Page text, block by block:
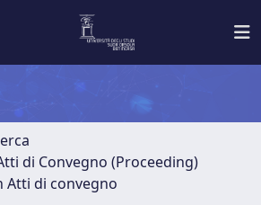
di Convegno (Proceeding)
Atti di convegno